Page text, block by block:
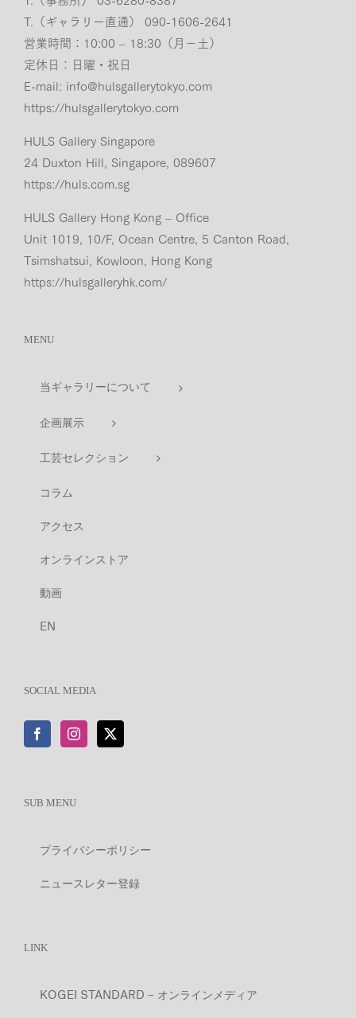
T.（ギャラリー直通） 090-1606-2641
営業時間：10:00 – 18:30（月−土）
定休日：日曜・祝日
E-mail: info@hulsgallerytokyo.com
https://hulsgallerytokyo.com
HULS Gallery Singapore
24 Duxton Hill, Singapore, 089607
https://huls.com.sg
HULS Gallery Hong Kong – Office
Unit 1019, 10/F, Ocean Centre, 5 Canton Road,
Tsimshatsui, Kowloon, Hong Kong
https://hulsgalleryhk.com/
MENU
当ギャラリーについて
企画展示
工芸セレクション
コラム
アクセス
オンラインストア
動画
EN
SOCIAL MEDIA
SUB MENU
プライバシーポリシー
ニュースレター登録
LINK
KOGEI STANDARD – オンラインメディア